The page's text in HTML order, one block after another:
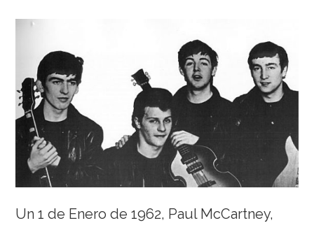
Un 1 de Enero de 1962, Paul McCartney,